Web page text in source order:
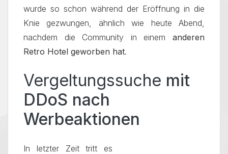
wurde so schon während der Eröffnung in die
Knie gezwungen, ähnlich wie heute Abend,
nachdem die Community in einem anderen
Retro Hotel geworben hat.
Vergeltungssuche mit
DDoS nach
Werbeaktionen
In letzter Zeit tritt es